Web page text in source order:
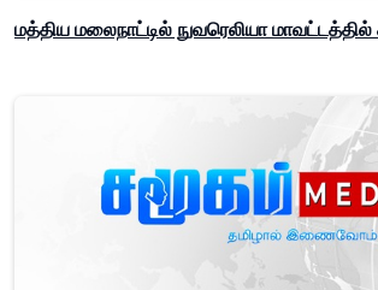
மத்திய மலைநாட்டில் நுவரெலியா